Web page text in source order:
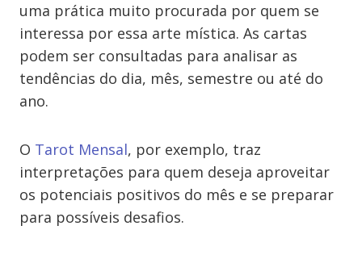
uma prática muito procurada por quem se
interessa por essa arte mística. As cartas
podem ser consultadas para analisar as
tendências do dia, mês, semestre ou até do
ano.
O Tarot Mensal, por exemplo, traz
interpretações para quem deseja aproveitar
os potenciais positivos do mês e se preparar
para possíveis desafios.